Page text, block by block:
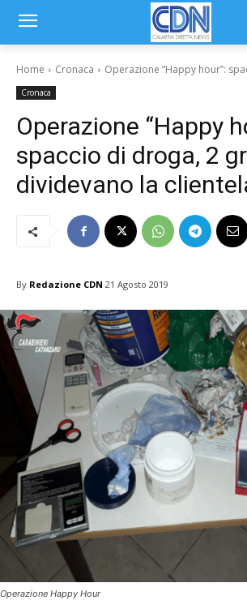
Home Cronaca Operazione “Happy hour”:
Cronaca
Operazione “Happy
spaccio di droga, 2
dividevano la
By Redazione CDN 21 Agosto 2019
Operazione Happy Hour